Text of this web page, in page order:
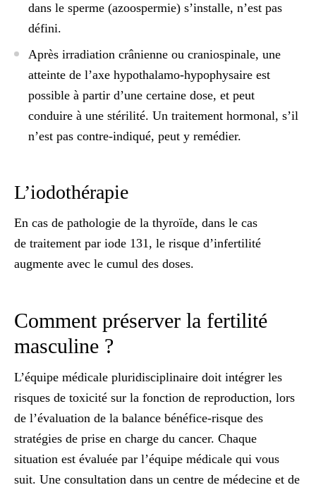
dans le sperme (azoospermie) s’installe, n’est pas
défini.
Après irradiation crânienne ou craniospinale, une
atteinte de l’axe hypothalamo-hypophysaire est
possible à partir d’une certaine dose, et peut
conduire à une stérilité. Un traitement hormonal, s’il
n’est pas contre-indiqué, peut y remédier.
L’iodothérapie
En cas de pathologie de la thyroïde, dans le cas
de traitement par iode 131, le risque d’infertilité
augmente avec le cumul des doses.
Comment préserver la fertilité
masculine ?
L’équipe médicale pluridisciplinaire doit intégrer les
risques de toxicité sur la fonction de reproduction, lors
de l’évaluation de la balance bénéfice-risque des
stratégies de prise en charge du cancer. Chaque
situation est évaluée par l’équipe médicale qui vous
suit. Une consultation dans un centre de médecine et de